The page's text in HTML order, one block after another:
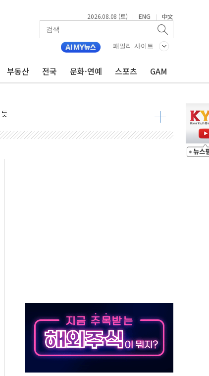
2026.08.08 (토) | ENG | 中文
패밀리 사이트
부동산 전국 문화·연예 스포츠 GAM
려
차 확대'
상승… STOXX 600 지수는 나흘 연속 최고치
해상봉쇄 영향
물 1%대 상승
퇴